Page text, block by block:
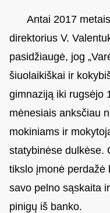
Antai 2017
direktorius V.
pasidžiaugė, jog
šiuolaikiškai ir
gimnaziją iki rugsėjo
mėnesiais anksčiau
mokiniams ir
statybinėse dulkėse.
tikslo įmonė perdažė
savo pelno sąskaita
pinigų iš banko.